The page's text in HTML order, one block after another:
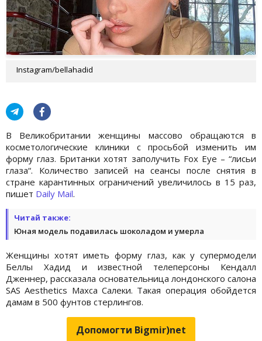
Instagram/bellahadid
В Великобритании женщины массово обращаются в
косметологические клиники с просьбой изменить им
форму глаз. Британки хотят заполучить Fox Eye – “лисьи
глаза“. Количество записей на сеансы после снятия в
стране карантинных ограничений увеличилось в 15 раз,
пишет Daily Mail.
Читай также:
Юная модель подавилась шоколадом и умерла
Женщины хотят иметь форму глаз, как у супермодели
Беллы Хадид и известной телеперсоны Кендалл
Дженнер, рассказала основательница лондонского салона
SAS Aesthetics Махса Салеки. Такая операция обойдется
дамам в 500 фунтов стерлингов.
Допомогти Bigmir)net